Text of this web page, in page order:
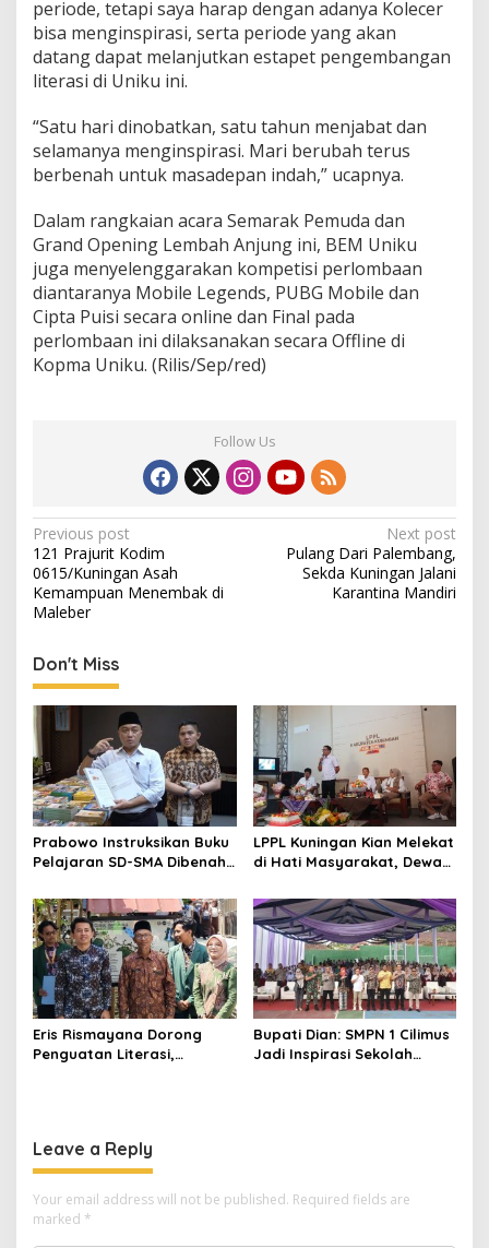
periode, tetapi saya harap dengan adanya Kolecer
bisa menginspirasi, serta periode yang akan
datang dapat melanjutkan estapet pengembangan
literasi di Uniku ini.
“Satu hari dinobatkan, satu tahun menjabat dan
selamanya menginspirasi. Mari berubah terus
berbenah untuk masadepan indah,” ucapnya.
Dalam rangkaian acara Semarak Pemuda dan
Grand Opening Lembah Anjung ini, BEM Uniku
juga menyelenggarakan kompetisi perlombaan
diantaranya Mobile Legends, PUBG Mobile dan
Cipta Puisi secara online dan Final pada
perlombaan ini dilaksanakan secara Offline di
Kopma Uniku. (Rilis/Sep/red)
Follow Us
Post
navigation
Previous post
121 Prajurit Kodim
0615/Kuningan Asah
Kemampuan Menembak di
Maleber
Next post
Pulang Dari Palembang,
Sekda Kuningan Jalani
Karantina Mandiri
Don't Miss
Prabowo Instruksikan Buku
Pelajaran SD-SMA Dibenahi,
sebagai Referensi
LPPL Kuningan Kian Melekat
di Hati Masyarakat, Dewas
Digital
Eris Rismayana Dorong
Penguatan Literasi,
Bupati Dian: SMPN 1 Cilimus
Jadi Inspirasi Sekolah
Leave a Reply
Your email address will not be published. Required fields are
marked *